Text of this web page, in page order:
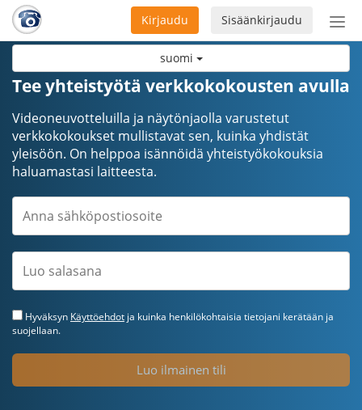
suomi
Sisäänkirjaudu
Kirjaudu
Tee yhteistyötä verkkokokousten avulla
Videoneuvotteluilla ja näytönjaolla varustetut
verkkokokoukset mullistavat sen, kuinka yhdistät
yleisöön. On helppoa isännöidä yhteistyökokouksia
haluamastasi laitteesta.
Hyväksyn Käyttöehdot ja kuinka henkilökohtaisia tietojani kerätään ja
suojellaan.
Luo ilmainen tili